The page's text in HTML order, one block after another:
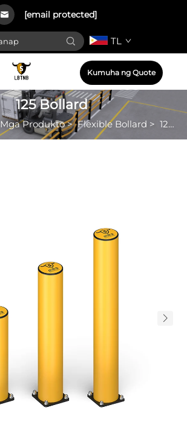
[email protected]
TL
Kumuha ng Quote
125 Bollard
Mga Produkto>Flexible Bollard > 125 Bollard